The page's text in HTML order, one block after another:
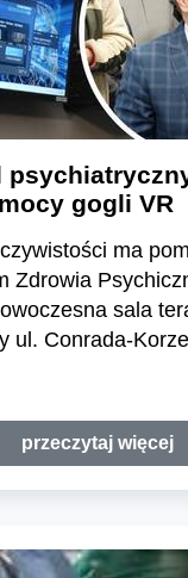
gogli VR
ma
Zdrowia
sala
ul. Conrada-
przeczytaj więcej